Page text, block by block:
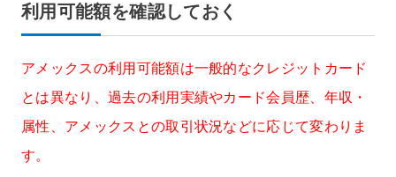
利用可能額を確認しておく
アメックスの利用可能額は一般的なクレジットカード
とは異なり、過去の利用実績やカード会員歴、年収・
属性、アメックスとの取引状況などに応じて変わりま
す。